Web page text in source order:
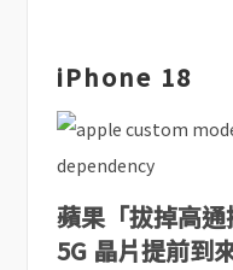
iPhone 18
蘋果「拔掉高
5G 晶片提前到